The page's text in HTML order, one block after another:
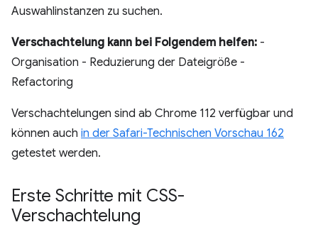
Auswahlinstanzen zu suchen.
Verschachtelung kann bei Folgendem helfen: -
Organisation - Reduzierung der Dateigröße -
Refactoring
Verschachtelungen sind ab Chrome 112 verfügbar und
können auch in der Safari-Technischen Vorschau 162
getestet werden.
Erste Schritte mit CSS-
Verschachtelung